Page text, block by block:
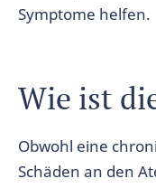
Symptome helfen.
Wie ist
Obwohl eine
Schäden an den